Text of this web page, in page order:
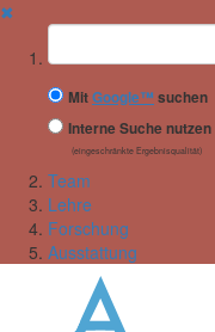
✖
Suchbegriff
MitGoogle™ suchen
Interne Suche nutzen
(eingeschränkte Ergebnisqualität)
Team
Lehre
Forschung
Ausstattung